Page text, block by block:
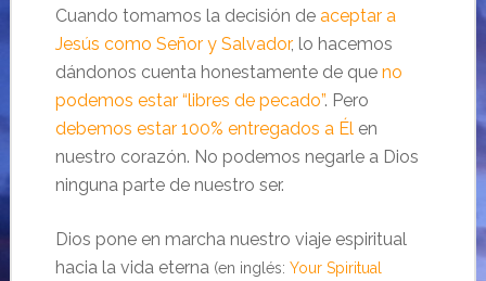
Cuando tomamos la decisión deaceptar a
Jesús como Señor y Salvador, lo hacemos
dándonos cuenta honestamente de que no
podemos estar “libres de pecado”. Pero
debemos estar 100% entregados a Élen
nuestro corazón. No podemos negarle a Dios
ninguna parte de nuestro ser.
Dios pone en marcha nuestro viaje espiritual
hacia la vida eterna (en inglés: Your Spiritual